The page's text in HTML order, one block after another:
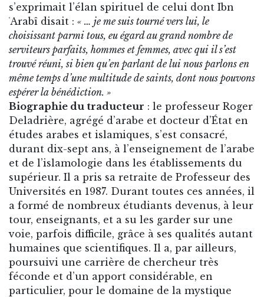
s’exprimait l’élan spirituel de celui dont Ibn
ʿArabî disait : « … je me suis tourné vers lui, le
choisissant parmi tous, eu égard au grand nombre de
serviteurs parfaits, hommes et femmes, avec qui il s’est
trouvé réuni, si bien qu’en parlant de lui nous parlons en
même temps d’une multitude de saints, dont nous pouvons
espérer la bénédiction. »
Biographie du traducteur : le professeur Roger
Deladrière, agrégé d’arabe et docteur d’État en
études arabes et islamiques, s’est consacré,
durant dix-sept ans, à l’enseignement de l’arabe
et de l’islamologie dans les établissements du
supérieur. Il a pris sa retraite de Professeur des
Universités en 1987. Durant toutes ces années, il
a formé de nombreux étudiants devenus, à leur
tour, enseignants, et a su les garder sur une
voie, parfois difficile, grâce à ses qualités autant
humaines que scientifiques. Il a, par ailleurs,
poursuivi une carrière de chercheur très
féconde et d’un apport considérable, en
particulier, pour le domaine de la mystique